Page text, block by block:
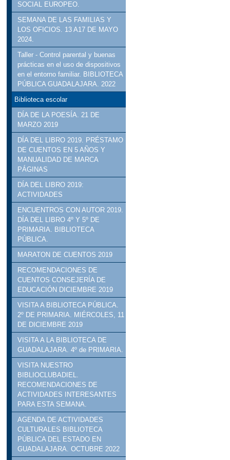
SOCIAL EUROPEO.
SEMANA DE LAS FAMILIAS Y
LOS OFICIOS. 13 A17 DE MAYO
2024.
Taller - Control parental y buenas
prácticas en el uso de dispositivos
en el entorno familiar. BIBLIOTECA
PÚBLICA GUADALAJARA. 2022
Biblioteca escolar
DÍA DE LA POESÍA. 21 DE
MARZO 2019
DÍA DEL LIBRO 2019. PRÉSTAMO
DE CUENTOS EN 5 AÑOS Y
MANUALIDAD DE MARCA
PÁGINAS
DÍA DEL LIBRO 2019:
ACTIVIDADES
ENCUENTROS CON AUTOR 2019.
DÍA DEL LIBRO 4º Y 5º DE
PRIMARIA. BIBLIOTECA
PÚBLICA.
MARATON DE CUENTOS 2019
RECOMENDACIONES DE
CUENTOS CONSEJERÍA DE
EDUCACIÓN DICIEMBRE 2019
VISITA A BIBLIOTECA PÚBLICA.
2º DE PRIMARIA. MIÉRCOLES, 11
DE DICIEMBRE 2019
VISITA A LA BIBLIOTECA DE
GUADALAJARA. 4º de PRIMARIA.
VISITA NUESTRO
BIBLIOCLUBADIEL.
RECOMENDACIONES DE
ACTIVIDADES INTERESANTES
PARA ESTA SEMANA.
AGENDA DE ACTIVIDADES
CULTURALES BIBLIOTECA
PÚBLICA DEL ESTADO EN
GUADALAJARA. OCTUBRE 2022